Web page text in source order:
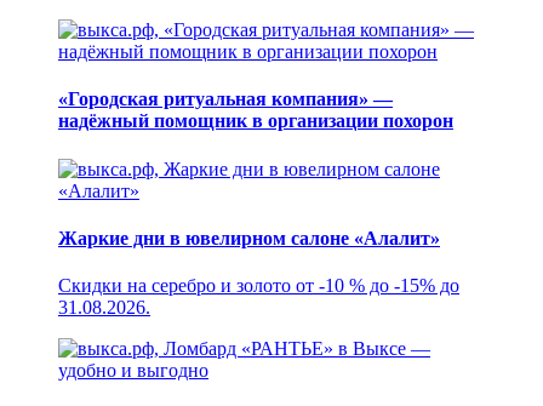
«Городская ритуальная компания» —
надёжный помощник в организации похорон
Жаркие дни в ювелирном салоне «Алалит»
Скидки на серебро и золото от -10 % до -15% до
31.08.2026.